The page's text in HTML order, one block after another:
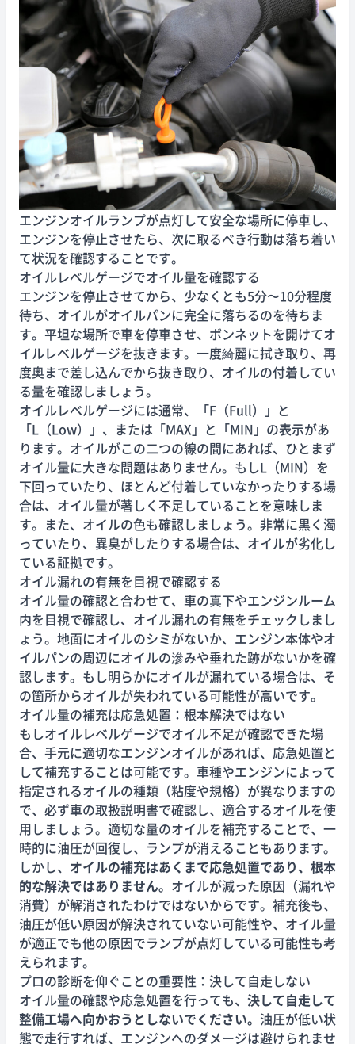
エンジンオイルランプが点灯して安全な場所に停車し、
エンジンを停止させたら、次に取るべき行動は落ち着い
て状況を確認することです。
オイルレベルゲージでオイル量を確認する
エンジンを停止させてから、少なくとも5分〜10分程度
待ち、オイルがオイルパンに完全に落ちるのを待ちま
す。平坦な場所で車を停車させ、ボンネットを開けてオ
イルレベルゲージを抜きます。一度綺麗に拭き取り、再
度奥まで差し込んでから抜き取り、オイルの付着してい
る量を確認しましょう。
オイルレベルゲージには通常、「F（Full）」と
「L（Low）」、または「MAX」と「MIN」の表示があ
ります。オイルがこの二つの線の間にあれば、ひとまず
オイル量に大きな問題はありません。もしL（MIN）を
下回っていたり、ほとんど付着していなかったりする場
合は、オイル量が著しく不足していることを意味しま
す。また、オイルの色も確認しましょう。非常に黒く濁
っていたり、異臭がしたりする場合は、オイルが劣化し
ている証拠です。
オイル漏れの有無を目視で確認する
オイル量の確認と合わせて、車の真下やエンジンルーム
内を目視で確認し、オイル漏れの有無をチェックしまし
ょう。地面にオイルのシミがないか、エンジン本体やオ
イルパンの周辺にオイルの滲みや垂れた跡がないかを確
認します。もし明らかにオイルが漏れている場合は、そ
の箇所からオイルが失われている可能性が高いです。
オイル量の補充は応急処置：根本解決ではない
もしオイルレベルゲージでオイル不足が確認できた場
合、手元に適切なエンジンオイルがあれば、応急処置と
して補充することは可能です。車種やエンジンによって
指定されるオイルの種類（粘度や規格）が異なりますの
で、必ず車の取扱説明書で確認し、適合するオイルを使
用しましょう。適切な量のオイルを補充することで、一
時的に油圧が回復し、ランプが消えることもあります。
しかし、 オイルの補充はあくまで応急処置であり、根本
的な解決ではありません。 オイルが減った原因（漏れや
消費）が解消されたわけではないからです。補充後も、
油圧が低い原因が解決されていない可能性や、オイル量
が適正でも他の原因でランプが点灯している可能性も考
えられます。
プロの診断を仰ぐことの重要性：決して自走しない
オイル量の確認や応急処置を行っても、 決して自走して
整備工場へ向かおうとしないでください。 油圧が低い状
態で走行すれば、エンジンへのダメージは避けられませ